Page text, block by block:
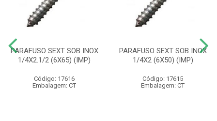
PARAFUSO SEXT SOB INOX
1/4X2.1/2 (6X65) (IMP)
Código: 17616
Embalagem: CT
PARAFUSO SEXT SOB INOX
1/4X2 (6X50) (IMP)
Código: 17615
Embalagem: CT